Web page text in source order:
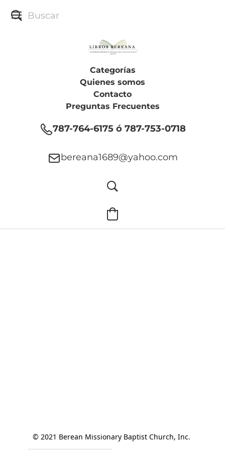
Categorías
Quienes somos
Contacto
Preguntas Frecuentes
787-764-6175 ó 787-753-0718
bereana1689@yahoo.com
© 2021 Berean Missionary Baptist Church, Inc.